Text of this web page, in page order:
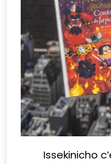
Issekinicho